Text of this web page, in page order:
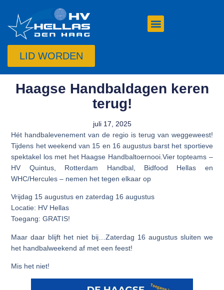
LID WORDEN
Haagse Handbaldagen keren
terug!
juli 17, 2025
Hét handbalevenement van de regio is terug van weggeweest!
Tijdens het weekend van 15 en 16 augustus barst het sportieve
spektakel los met het Haagse Handbaltoernooi.Vier topteams –
HV Quintus, Rotterdam Handbal, Bidfood Hellas en
WHC/Hercules – nemen het tegen elkaar op
Vrijdag 15 augustus en zaterdag 16 augustus
Locatie: HV Hellas
Toegang: GRATIS!
Maar daar blijft het niet bij…Zaterdag 16 augustus sluiten we
het handbalweekend af met een feest!
Mis het niet!